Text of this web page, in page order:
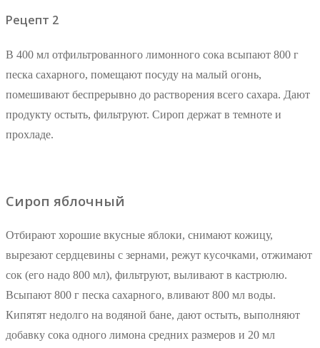
Рецепт 2
В 400 мл отфильтрованного лимонного сока всыпают 800 г
песка сахарного, помещают посуду на малый огонь,
помешивают беспрерывно до растворения всего сахара. Дают
продукту остыть, фильтруют. Сироп держат в темноте и
прохладе.
Сироп яблочный
Отбирают хорошие вкусные яблоки, снимают кожицу,
вырезают сердцевины с зернами, режут кусочками, отжимают
сок (его надо 800 мл), фильтруют, выливают в кастрюлю.
Всыпают 800 г песка сахарного, вливают 800 мл воды.
Кипятят недолго на водяной бане, дают остыть, выполняют
добавку сока одного лимона средних размеров и 20 мл